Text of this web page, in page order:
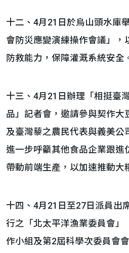
十二、4月21日於烏山頭水庫
會防災應變演練操作會議」，
防救能力，保障灌溉系統安全
十三、4月21日辦理「相挺臺
品」記者會，邀請參與契作大
及臺灣藜之農民代表與義美公
進一步呼籲其他食品企業跟進
帶動前端生產，以加速推動大
十四、4月21日至27日派員出
行之「北太平洋漁業委員會」
作小組及第2屆科學次委員會